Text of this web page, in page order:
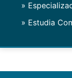
»
» Estudia